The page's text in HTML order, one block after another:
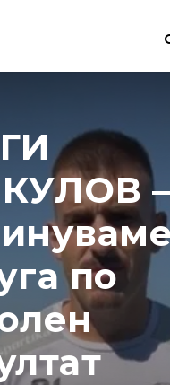
–
по